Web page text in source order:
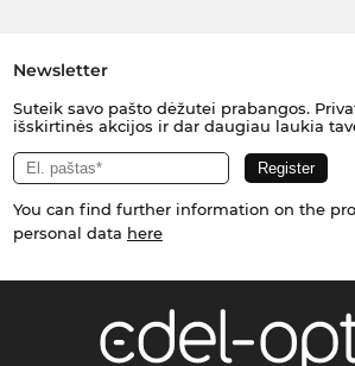
Newsletter
Suteik savo pašto dėžutei prabangos.
išskirtinės akcijos ir dar daugiau laukia
You can find further information on the
personal data here